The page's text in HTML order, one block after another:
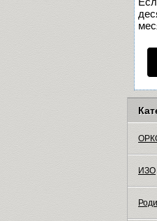
ИЗО